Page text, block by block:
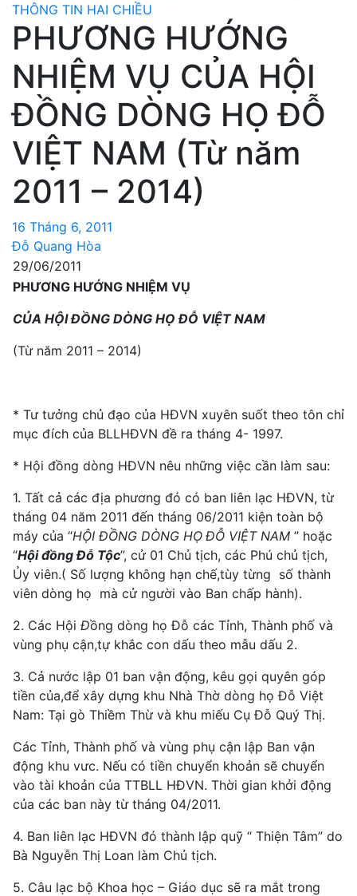
THÔNG TIN HAI CHIỀU
PHƯƠNG HƯỚNG
NHIỆM VỤ CỦA HỘI
ĐỒNG DÒNG HỌ ĐỖ
VIỆT NAM (Từ năm
2011 – 2014)
16 Tháng 6, 2011
Đỗ Quang Hòa
29/06/2011
PHƯƠNG HƯỚNG NHIỆM VỤ
CỦA HỘI ĐỒNG DÒNG HỌ ĐỖ VIỆT NAM
(Từ năm 2011 – 2014)
* Tư tưởng chủ đạo của HĐVN xuyên suốt theo tôn chỉ
mục đích của BLLHĐVN đề ra tháng 4- 1997.
* Hội đồng dòng HĐVN nêu những việc cần làm sau:
1. Tất cả các địa phương đó có ban liên lạc HĐVN, từ
tháng 04 năm 2011 đến tháng 06/2011 kiện toàn bộ
máy của “HỘI ĐỒNG DÒNG HỌ ĐỖ VIỆT NAM ” hoặc
“Hội đồng Đỗ Tộc”, cử 01 Chủ tịch, các Phú chủ tịch,
Ủy viên.( Số lượng không hạn chế,tùy từng số thành
viên dòng họ mà cử người vào Ban chấp hành).
2. Các Hội Đồng dòng họ Đỗ các Tỉnh, Thành phố và
vùng phụ cận,tự khắc con dấu theo mẫu dấu 2.
3. Cả nước lập 01 ban vận động, kêu gọi quyên góp
tiền của,để xây dựng khu Nhà Thờ dòng họ Đỗ Việt
Nam: Tại gò Thiềm Thừ và khu miếu Cụ Đỗ Quý Thị.
Các Tỉnh, Thành phố và vùng phụ cận lập Ban vận
động khu vưc. Nếu có tiền chuyển khoản sẽ chuyển
vào tài khoản của TTBLL HĐVN. Thời gian khởi động
của các ban này từ tháng 04/2011.
4. Ban liên lạc HĐVN đó thành lập quỹ “ Thiện Tâm” do
Bà Nguyễn Thị Loan làm Chủ tịch.
5. Câu lạc bộ Khoa học – Giáo dục sẽ ra mắt trong